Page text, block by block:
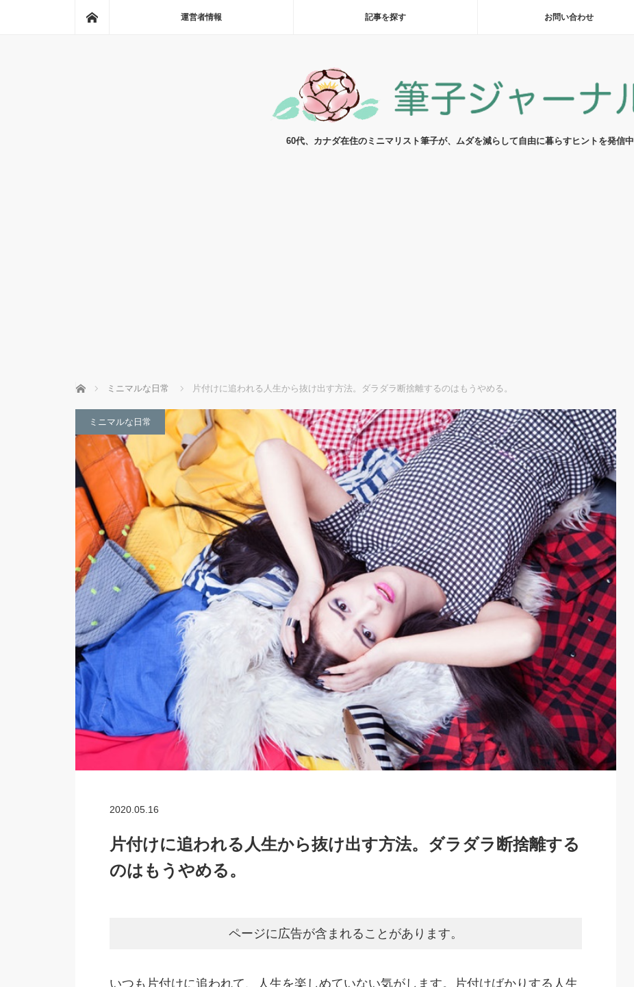
運営者情報 記事を探す お問い合わせ
60代、カナダ在住のミニマリスト筆子が、ムダを減らして自由に暮らすヒントを発信中
ホーム ミニマルな日常 片付けに追われる人生から抜け出す方法。ダラダラ断捨離するのはもうやめる。
ミニマルな日常
2020.05.16
片付けに追われる人生から抜け出す方法。ダラダラ断捨離する
のはもうやめる。
ページに広告が含まれることがあります。
いつも片付けに追われて、人生を楽しめていない気がします。片付けばかりする人生